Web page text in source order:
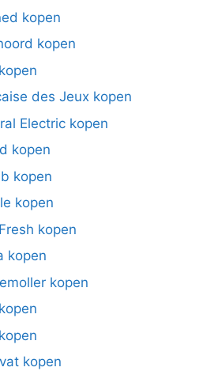
kopen
kopen
des Jeux kopen
Electric kopen
kopen
kopen
kopen
kopen
kopen
kopen
kopen